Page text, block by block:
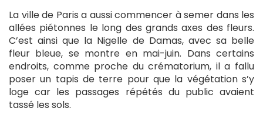
La ville de Paris a aussi commencer à semer dans les
allées piétonnes le long des grands axes des fleurs.
C’est ainsi que la Nigelle de Damas, avec sa belle
fleur bleue, se montre en mai-juin. Dans certains
endroits, comme proche du crématorium, il a fallu
poser un tapis de terre pour que la végétation s’y
loge car les passages répétés du public avaient
tassé les sols.